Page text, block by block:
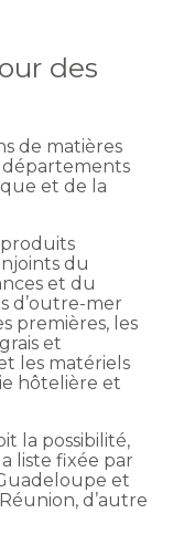
des
de matières
départements
et de la
produits
du
et du
d’outre-mer
premières, les
et
les matériels
hôtelière et
la possibilité,
liste fixée par
et
d’autre